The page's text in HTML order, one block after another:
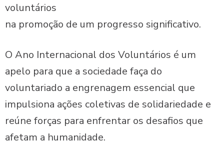
voluntários
na promoção de um progresso significativo.
O Ano Internacional dos Voluntários é um
apelo para que a sociedade faça do
voluntariado a engrenagem essencial que
impulsiona ações coletivas de solidariedade e
reúne forças para enfrentar os desafios que
afetam a humanidade.